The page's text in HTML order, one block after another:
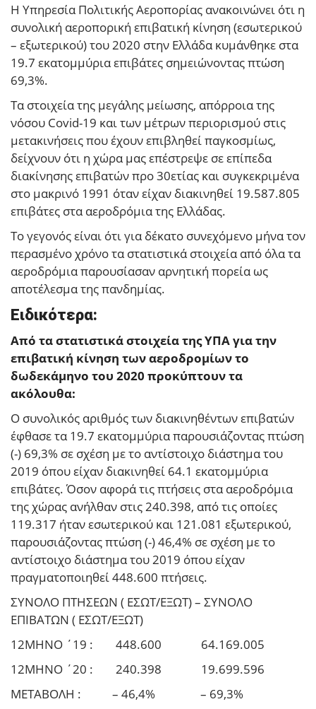
Η Υπηρεσία Πολιτικής Αεροπορίας ανακοινώνει ότι η
συνολική αεροπορική επιβατική κίνηση (εσωτερικού
– εξωτερικού) του 2020 στην Ελλάδα κυμάνθηκε στα
19.7 εκατομμύρια επιβάτες σημειώνοντας πτώση
69,3%.
Τα στοιχεία της μεγάλης μείωσης, απόρροια της
νόσου Covid-19 και των μέτρων περιορισμού στις
μετακινήσεις που έχουν επιβληθεί παγκοσμίως,
δείχνουν ότι η χώρα μας επέστρεψε σε επίπεδα
διακίνησης επιβατών προ 30ετίας και συγκεκριμένα
στο μακρινό 1991 όταν είχαν διακινηθεί 19.587.805
επιβάτες στα αεροδρόμια της Ελλάδας.
Το γεγονός είναι ότι για δέκατο συνεχόμενο μήνα τον
περασμένο χρόνο τα στατιστικά στοιχεία από όλα τα
αεροδρόμια παρουσίασαν αρνητική πορεία ως
αποτέλεσμα της πανδημίας.
Ειδικότερα:
Από τα στατιστικά στοιχεία της ΥΠΑ για την
επιβατική κίνηση των αεροδρομίων το
δωδεκάμηνο του 2020 προκύπτουν τα
ακόλουθα:
Ο συνολικός αριθμός των διακινηθέντων επιβατών
έφθασε τα 19.7 εκατομμύρια παρουσιάζοντας πτώση
(-) 69,3% σε σχέση με το αντίστοιχο διάστημα του
2019 όπου είχαν διακινηθεί 64.1 εκατομμύρια
επιβάτες. Όσον αφορά τις πτήσεις στα αεροδρόμια
της χώρας ανήλθαν στις 240.398, από τις οποίες
119.317 ήταν εσωτερικού και 121.081 εξωτερικού,
παρουσιάζοντας πτώση (-) 46,4% σε σχέση με το
αντίστοιχο διάστημα του 2019 όπου είχαν
πραγματοποιηθεί 448.600 πτήσεις.
ΣΥΝΟΛΟ ΠΤΗΣΕΩΝ ( ΕΣΩΤ/ΕΞΩΤ) – ΣΥΝΟΛΟ
ΕΠΙΒΑΤΩΝ ( ΕΣΩΤ/ΕΞΩΤ)
12ΜΗΝΟ ΄19 : 448.600 64.169.005
12ΜΗΝΟ ΄20 : 240.398 19.699.596
ΜΕΤΑΒΟΛΗ : – 46,4% – 69,3%